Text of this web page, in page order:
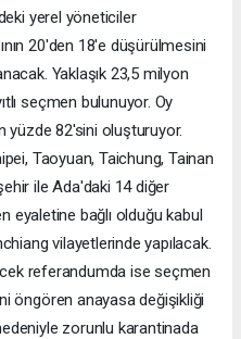
yerel yöneticiler
20'den 18'e düşürülmesini
Yaklaşık 23,5 milyon
seçmen bulunuyor. Oy
yüzde 82'sini oluşturuyor.
Taoyuan, Taichung, Tainan
ile Ada'daki 14 diğer
eyaletine bağlı olduğu kabul
vilayetlerinde yapılacak.
referandumda ise seçmen
öngören anayasa değişikliği
zorunlu karantinada